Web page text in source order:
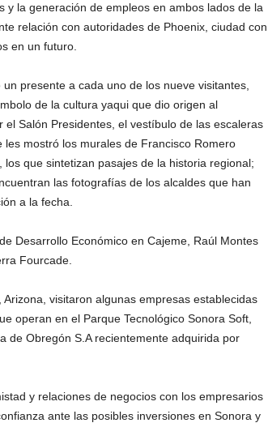
la generación de empleos en ambos lados de la
relación con autoridades de Phoenix, ciudad con
en un futuro.
presente a cada uno de los nueve visitantes,
de la cultura yaqui que dio origen al
Salón Presidentes, el vestíbulo de las escaleras
mostró los murales de Francisco Romero
que sintetizan pasajes de la historia regional;
las fotografías de los alcaldes que han
a la fecha.
Desarrollo Económico en Cajeme, Raúl Montes
Fourcade.
visitaron algunas empresas establecidas
operan en el Parque Tecnológico Sonora Soft,
de Obregón S.A recientemente adquirida por
y relaciones de negocios con los empresarios
ante las posibles inversiones en Sonora y